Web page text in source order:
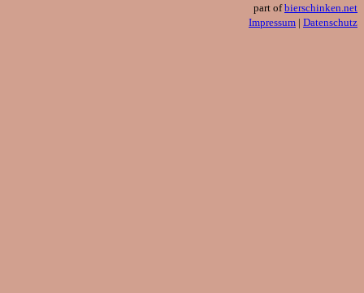
part ofbierschinken.net
Impressum | Datenschutz